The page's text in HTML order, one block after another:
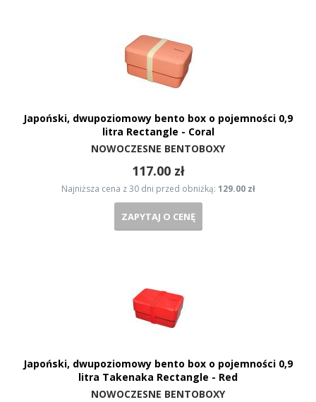
Japoński, dwupoziomowy bento box o pojemności 0,9
litra Rectangle - Coral
NOWOCZESNE BENTOBOXY
117.00 zł
Najniższa cena z 30 dni przed obniżką: 129.00 zł
ZAPYTAJ O CENĘ
Japoński, dwupoziomowy bento box o pojemności 0,9
litra Takenaka Rectangle - Red
NOWOCZESNE BENTOBOXY